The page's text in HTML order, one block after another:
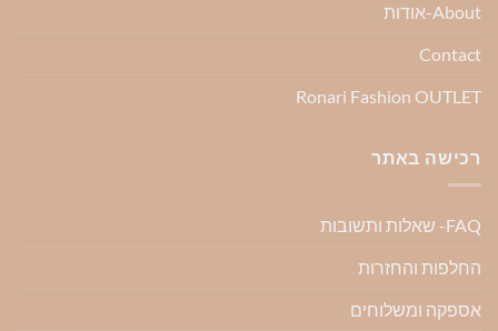
About-אודות
Contact
Ronari Fashion OUTLET
רכישה באתר
FAQ- שאלות ותשובות
החלפות והחזרות
אספקה ומשלוחים